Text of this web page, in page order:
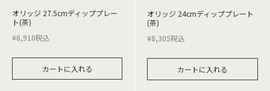
オリッジ 27.5cmディッププレー
ト(茶)
¥8,910税込
カートに入れる
オリッジ 24cmディッププレート
(茶)
¥8,305税込
カートに入れる